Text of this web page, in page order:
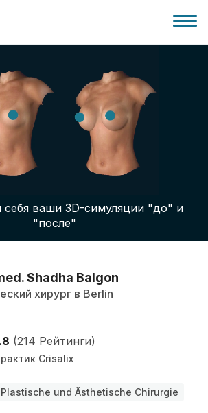
себя ваши 3D-симуляции "до" и
"после"
Shadha Balgon
хирург в Berlin
(214 Рейтинги)
Crisalix
und Ästhetische Chirurgie